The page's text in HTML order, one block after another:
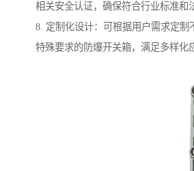
相关安全认证，确保符合行业标准和
8. 定制化设计：可根据用户需求定制
特殊要求的防爆开关箱，满足多样化